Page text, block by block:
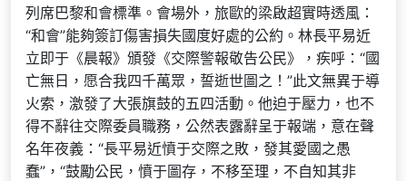
列席巴黎和會標準。會場外，旅歐的梁啟超實時透風：
“和會”能夠簽訂傷害損失國度好處的公約。林長平易近
立即于《晨報》頒發《交際警報敬告公民》，疾呼：“國
亡無日，愿合我四千萬眾，誓逝世圖之！”此文無異于導
火索，激發了大張旗鼓的五四活動。他迫于壓力，也不
得不辭往交際委員職務，公然表露辭呈于報端，意在聲
名年夜義：“長平易近憤于交際之敗，發其愛國之愚
蠢”，“鼓勵公民，憤于圖存，不移至理，不自知其非